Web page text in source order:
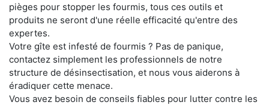
pièges pour stopper les fourmis, tous ces outils et
produits ne seront d'une réelle efficacité qu'entre des
expertes.
Votre gîte est infesté de fourmis ? Pas de panique,
contactez simplement les professionnels de notre
structure de désinsectisation, et nous vous aiderons à
éradiquer cette menace.
Vous avez besoin de conseils fiables pour lutter contre les